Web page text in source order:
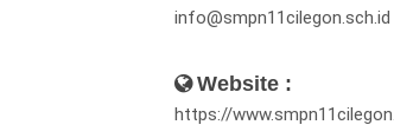
info@smpn11cilegon.sch.id
Website :
https://